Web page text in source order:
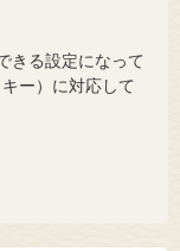
きる設定になって
ー）に対応して